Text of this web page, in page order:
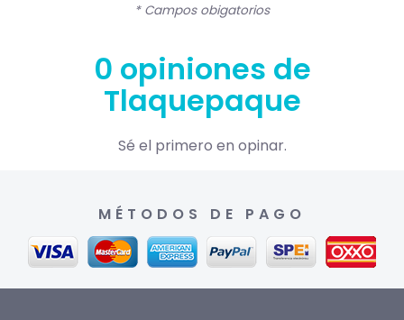
* Campos obigatorios
0 opiniones de
Tlaquepaque
Sé el primero en opinar.
MÉTODOS DE PAGO